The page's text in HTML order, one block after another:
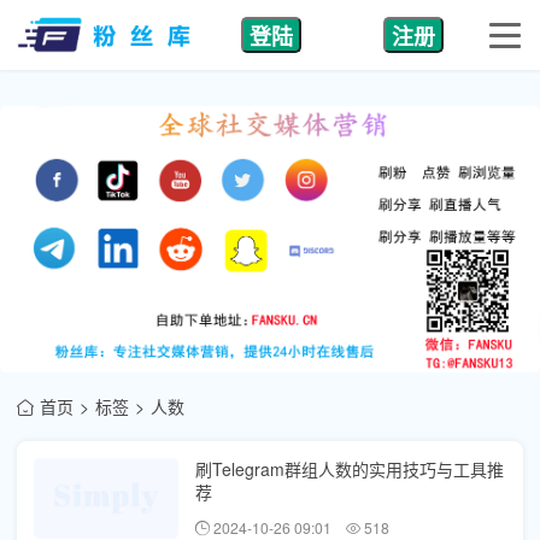
登陆 注册
首页 标签 人数
刷Telegram群组人数的实用技巧与工具推
荐
2024-10-26 09:01 518